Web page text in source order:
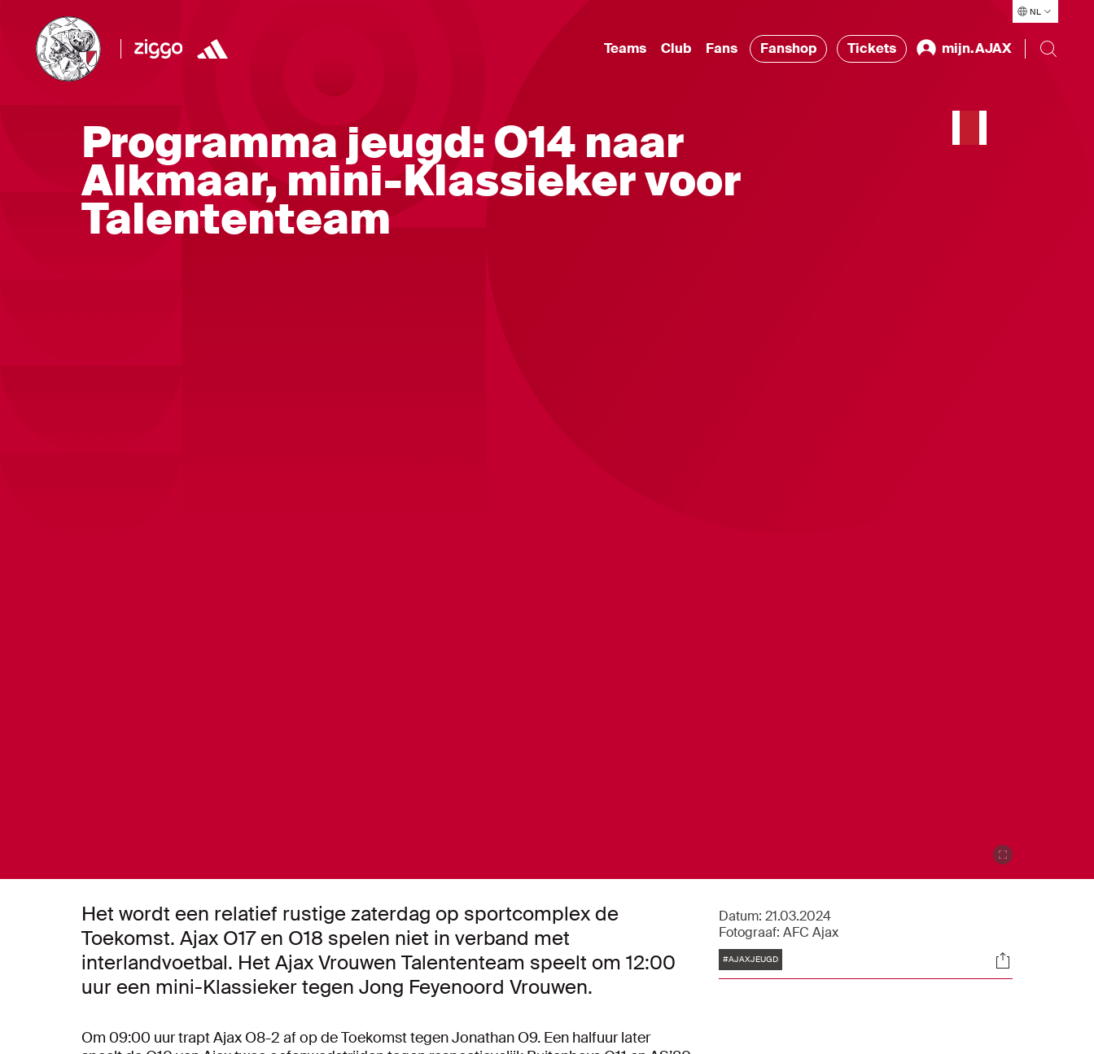
NL
Teams Club Fans Fanshop Tickets mijn.AJAX
Programma jeugd: O14 naar
Alkmaar, mini-Klassieker voor
Talententeam
Het wordt een relatief rustige zaterdag op sportcomplex de
Toekomst. Ajax O17 en O18 spelen niet in verband met
interlandvoetbal. Het Ajax Vrouwen Talententeam speelt om 12:00
uur een mini-Klassieker tegen Jong Feyenoord Vrouwen.
Datum: 21.03.2024
Fotograaf: AFC Ajax
Tags
#AJAXJEUGD Socials
Om 09:00 uur trapt Ajax O8-2 af op de Toekomst tegen Jonathan O9. Een halfuur later